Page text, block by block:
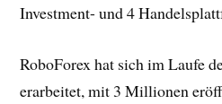
Investment- und 4
RoboForex hat sich im Laufe
erarbeitet, mit 3 Millionen